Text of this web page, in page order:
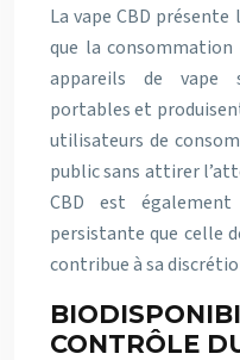
La vape CBD présente
que la
appareils de vape
portables et
utilisateurs de
public sans attirer
CBD est
persistante que celle
contribue à sa
CONTRÔLE